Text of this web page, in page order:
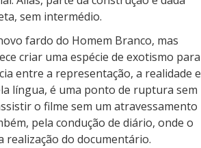
sem intermédio.
fardo do Homem Branco, mas
criar uma espécie de exotismo para
entre a representação, a realidade e
língua, é uma ponto de ruptura sem
o filme sem um atravessamento
pela condução de diário, onde o
realização do documentário.